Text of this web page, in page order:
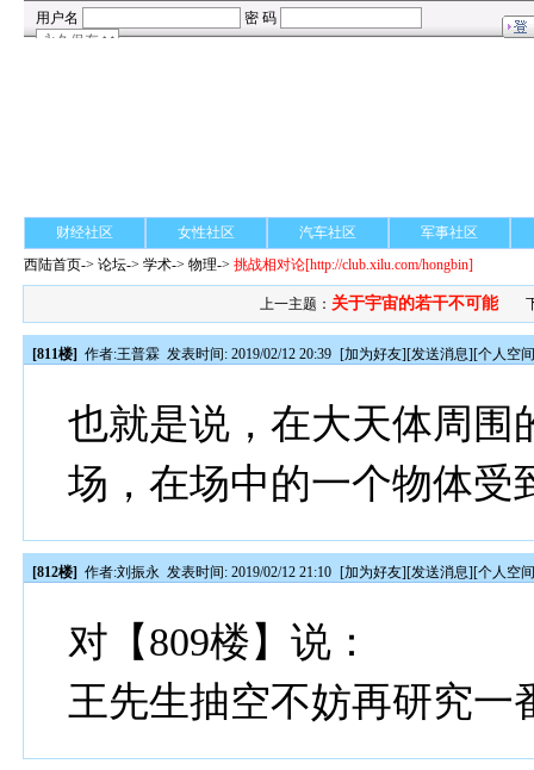
财经社区 女性社区 汽车社区
军事社区
西陆首页->论坛->学术-> 物理->挑战相对论[http://club.xilu.com/hongbin]
上一主题： 关于宇宙的若干不可能
[811楼] 作者:王普霖 发表时间: 2019/02/12 20:39 [加为好友][发送消息][个人空
也就是说，在大天体周围
场，在场中的一个物体受
[812楼] 作者:刘振永 发表时间: 2019/02/12 21:10 [加为好友][发送消息][个人空
对【809楼】说：
王先生抽空不妨再研究一